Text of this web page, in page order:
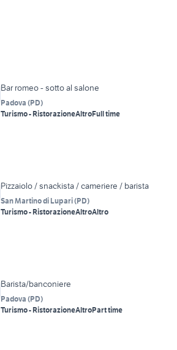
Bar romeo - sotto al salone
Padova (PD)
Turismo - RistorazioneAltroFull time
Pizzaiolo / snackista / cameriere / barista
San Martino di Lupari(PD)
Turismo - RistorazioneAltroAltro
Barista/banconiere
Padova (PD)
Turismo - RistorazioneAltroPart time